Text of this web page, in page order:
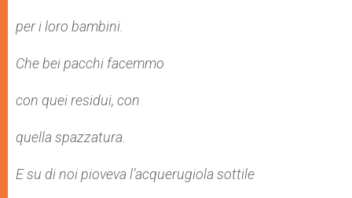
per i loro bambini.
Che bei pacchi facemmo
con quei residui, con
quella spazzatura.
E su di noi pioveva l’acquerugiola sottile